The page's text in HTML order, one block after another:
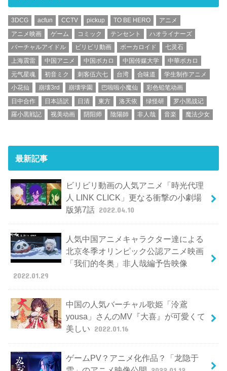
3DCG acfun CCTV pickup TO BE HERO
アニメ
アニメ映画
ゲーム コミック テンセント
ハオライナーズ
バーチャルアイドル
ビリビリ動画 ボーカロイド
七灵石
上海震雷
中国アニメ 中国ボカロ 中国传媒大学
中華ボカロ
元气星魂
初音ミク 刺客伍六七 台湾 合味道
学生制作アニメ
小花仙
崩壊3rd 崩壊学園 巴啦啦小魔仙
彩色铅笔动画
日中合作
日本語訳 日清 東方 洛天依 绿怪研
罗小黑战记
羅小黒戦記
视美动画 阴阳师 陰陽師 非人哉 音楽 魔法少女
最新記事
ビリビリ動画の人気アニメ「時光代理
人 LINK CLICK」更なる衝撃の小劇場
版第7話 2022.04.10
人気中国アニメキャラクター達による
北京冬季オリンピック公認アニメ映画
「我们的冬奥」非人哉編予告映像
2022.01.29
中国の人気バーチャル歌姫「泠鳶
yousa」さんのMV『大喜』が可愛くて
美しい 2022.01.16
ゲームPV？アニメ化作品？「龙隐于